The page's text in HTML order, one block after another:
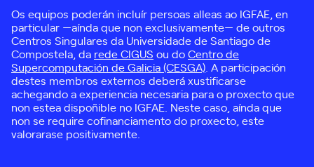
Os equipos poderán incluír persoas alleas ao IGFAE, en
particular —aínda que non exclusivamente— de outros
Centros Singulares da Universidade de Santiago de
Compostela, da rede CIGUS ou doCentro de
Supercomputación de Galicia (CESGA) . A participación
destes membros externos deberá xustificarse
achegando a experiencia necesaria para o proxecto que
non estea dispoñible no IGFAE. Neste caso, aínda que
non se require cofinanciamento do proxecto, este
valorarase positivamente.